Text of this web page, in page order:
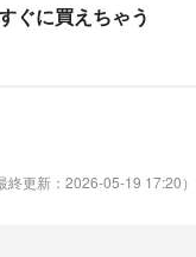
ぐに買えちゃう
終更新：2026-05-19 17:20）